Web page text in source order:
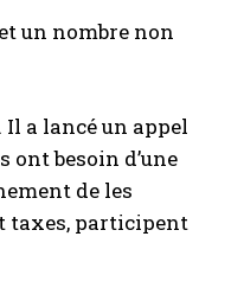
un nombre non
Il a lancé un appel
ont besoin d’une
de les
taxes, participent